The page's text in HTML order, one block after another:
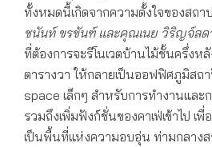
ทั้งหมดนี้เกิดจากความตั้งใจของสถ
ชนันท์ ขรขันฑ์ และคุณเนย วิริญจ์ล
ที่ต้องการจะรีโนเวตบ้านไม้ชั้นครึ่งห
ตารางวา ให้กลายเป็นออฟฟิศภูมิสถ
space เล็กๆ สำหรับการทำงานและ
รวมถึงเพิ่มฟังก์ชั่นของคาเฟ่เข้าไป เ
เป็นพื้นที่แห่งความอบอุ่น ท่ามกลาง